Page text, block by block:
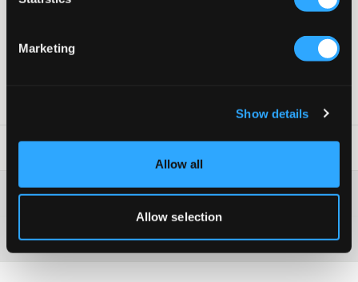
Marketing
Show details
Allow all
Allow selection
Farge: Svart
Vaskeråd
Washing advice
Materiale